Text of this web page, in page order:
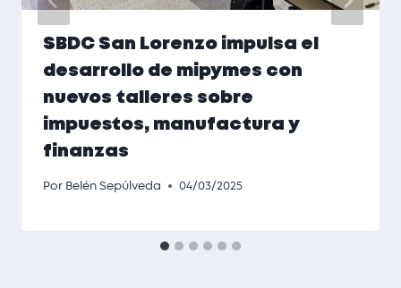
SBDC San Lorenzo impulsa el
desarrollo de mipymes con
nuevos talleres sobre
impuestos, manufactura y
finanzas
Por Belén Sepúlveda 04/03/2025